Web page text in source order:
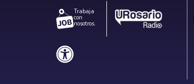
Trabaja
con
nosotros.